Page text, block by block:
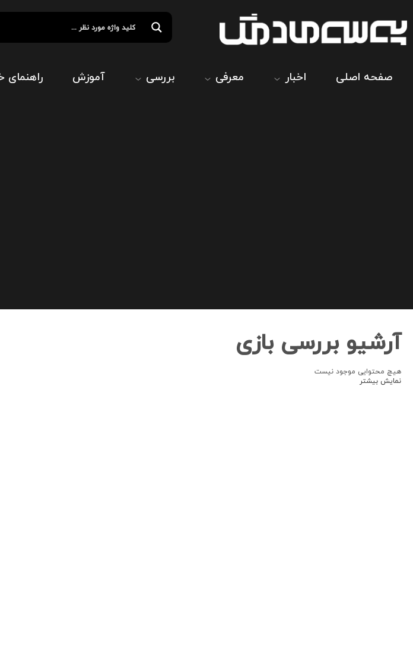
صفحه اصلی اخبار معرفی بررسی آموزش راهنمای
آرشیو بررسی بازی
هیچ محتوایی موجود نیست
نمایش بیشتر